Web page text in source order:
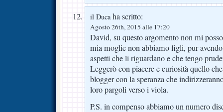
il Ducaha scritto:
Agosto 26th, 2015 alle 17:20
David, su questo argomento non mi
mia moglie non abbiamo figli, pur
aspetti che li riguardano e che tengo
Leggerò con piacere e curiosità quello
blogger con la speranza che
loro pargoli verso i viola.
P.S. in compenso abbiamo un numero